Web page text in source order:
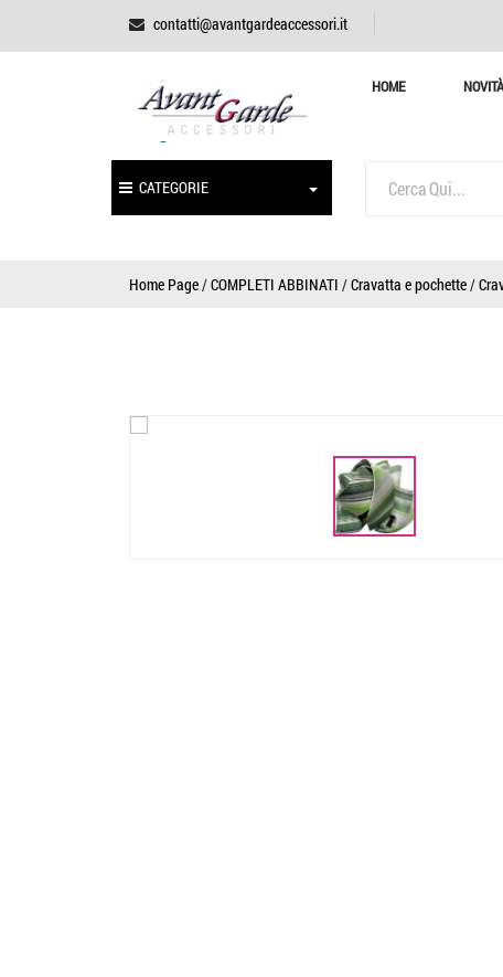
contatti@avantgardeaccessori.it
HOME NOVITÀ
CATEGORIE
Home Page/COMPLETI ABBINATI /Cravatta e pochette/